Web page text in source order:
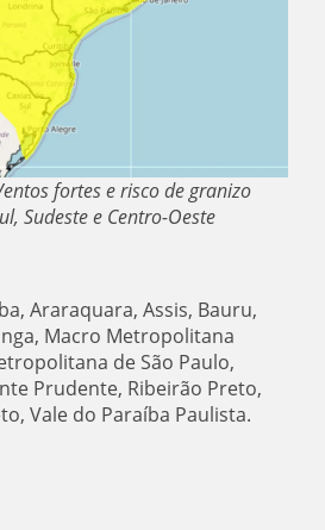
fortes e risco de granizo
Sudeste e Centro-Oeste
Araraquara, Assis, Bauru,
Macro Metropolitana
de São Paulo,
Prudente, Ribeirão Preto,
Vale do Paraíba Paulista.